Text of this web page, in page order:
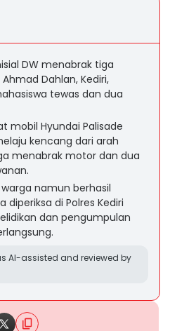
DW menabrak tiga
Dahlan, Kediri,
tewas dan dua
mobil Hyundai Palisade
kencang dari arah
menabrak motor dan dua
namun berhasil
diperiksa di Polres Kediri
dan pengumpulan
AI-assisted and reviewed by